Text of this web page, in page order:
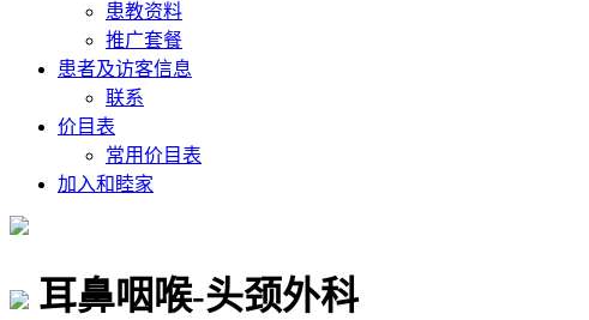
患教资料
推广套餐
患者及访客信息
联系
价目表
常用价目表
加入和睦家
耳鼻咽喉-头颈外科